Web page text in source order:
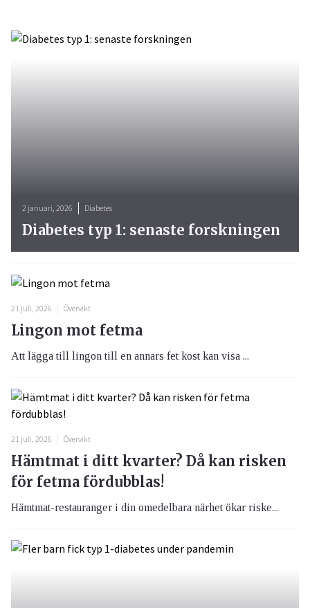
21 juli, 2026 Övervikt
Lingon mot fetma
Att lägga till lingon till en annars fet kost kan visa ...
21 juli, 2026 Övervikt
Hämtmat i ditt kvarter? Då kan risken
för fetma fördubblas!
Hämtmat-restauranger i din omedelbara närhet ökar riske...
2 januari, 2026 Diabetes
Diabetes typ 1: senaste forskningen